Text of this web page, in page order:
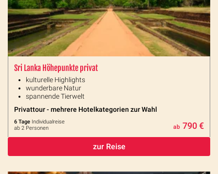
Sri Lanka Höhepunkte privat
kulturelle Highlights
wunderbare Natur
spannende Tierwelt
Privattour - mehrere Hotelkategorien zur Wahl
6 Tage Individualreise
ab 2 Personen
ab 790 €
zur Reise